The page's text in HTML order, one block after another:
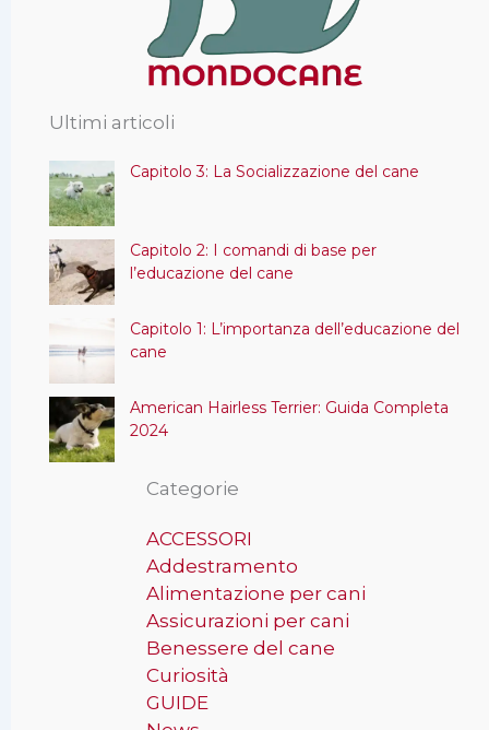
Ultimi articoli
Capitolo 3: La Socializzazione del cane
Capitolo 2: I comandi di base per
l’educazione del cane
Capitolo 1: L’importanza dell’educazione del
cane
American Hairless Terrier: Guida Completa
2024
Categorie
ACCESSORI
Addestramento
Alimentazione per cani
Assicurazioni per cani
Benessere del cane
Curiosità
GUIDE